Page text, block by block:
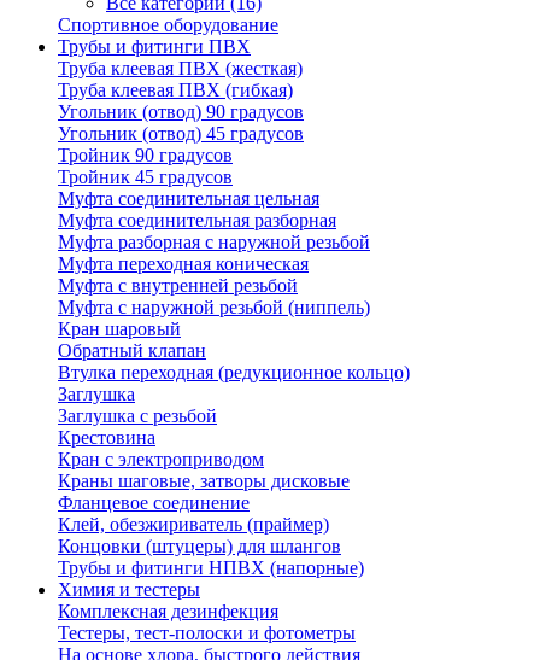
Спортивное оборудование
Трубы и фитинги ПВХ
Труба клеевая ПВХ (жесткая)
Труба клеевая ПВХ (гибкая)
Угольник (отвод) 90 градусов
Угольник (отвод) 45 градусов
Тройник 90 градусов
Тройник 45 градусов
Муфта соединительная цельная
Муфта соединительная разборная
Муфта разборная с наружной резьбой
Муфта переходная коническая
Муфта с внутренней резьбой
Муфта с наружной резьбой (ниппель)
Кран шаровый
Обратный клапан
Втулка переходная (редукционное кольцо)
Заглушка
Заглушка с резьбой
Крестовина
Кран с электроприводом
Краны шаговые, затворы дисковые
Фланцевое соединение
Клей, обезжириватель (праймер)
Концовки (штуцеры) для шлангов
Трубы и фитинги НПВХ (напорные)
Химия и тестеры
Комплексная дезинфекция
Тестеры, тест-полоски и фотометры
На основе хлора, быстрого действия